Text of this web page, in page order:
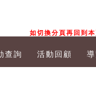
如切換分頁再回到
查詢 活動回顧